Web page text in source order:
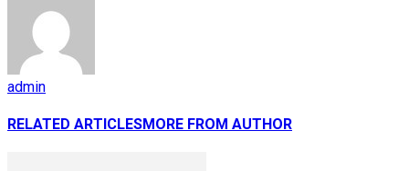
admin
RELATED ARTICLESMORE FROM AUTHOR